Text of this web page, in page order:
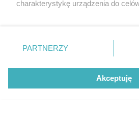
Czekaj na
charakterystykę urządzenia do
zmienić/wycofać klikając przycisk
znajdujący się w lewym dolnym
rodzaje przetwarzania danych nie
użytkownika, ale masz prawo
PARTNERZY
Akceptuję